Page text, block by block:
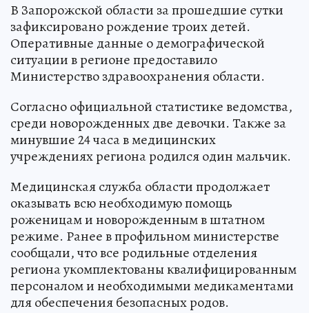
В Запорожской области за прошедшие сутки
зафиксировано рождение троих детей.
Оперативные данные о демографической
ситуации в регионе предоставило
Министерство здравоохранения области.
Согласно официальной статистике ведомства,
среди новорожденных две девочки. Также за
минувшие 24 часа в медицинских
учреждениях региона родился один мальчик.
Медицинская служба области продолжает
оказывать всю необходимую помощь
роженицам и новорожденным в штатном
режиме. Ранее в профильном министерстве
сообщали, что все родильные отделения
региона укомплектованы квалифицированным
персоналом и необходимыми медикаментами
для обеспечения безопасных родов.